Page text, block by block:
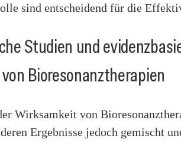
sind entscheidend für die
Studien und
Bioresonanztherapien
Wirksamkeit von
Ergebnisse jedoch gemischt